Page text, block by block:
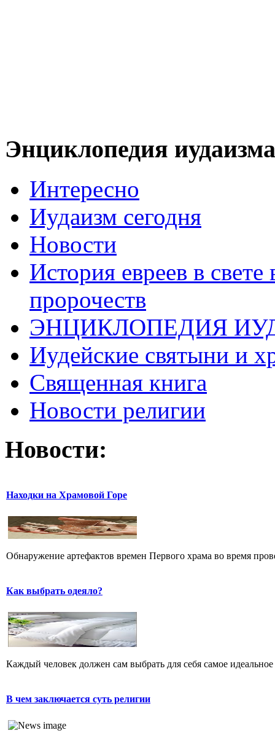
Энциклопедия иудаизма
Интересно
Иудаизм сегодня
Новости
История евреев в
пророчеств
ЭНЦИКЛОПЕДИЯ
Иудейские святыни и
Священная книга
Новости религии
Новости:
Находки на Храмовой Горе
Обнаружение артефактов времен Первого храма во время
Как выбрать одеяло?
Каждый человек должен сам выбрать для себя самое
В чем заключается суть религии